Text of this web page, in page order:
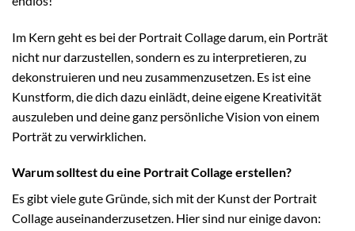
Im Kern geht es bei der Portrait Collage darum, ein Porträt
nicht nur darzustellen, sondern es zu interpretieren, zu
dekonstruieren und neu zusammenzusetzen. Es ist eine
Kunstform, die dich dazu einlädt, deine eigene Kreativität
auszuleben und deine ganz persönliche Vision von einem
Porträt zu verwirklichen.
Warum solltest du eine Portrait Collage erstellen?
Es gibt viele gute Gründe, sich mit der Kunst der Portrait
Collage auseinanderzusetzen. Hier sind nur einige davon: